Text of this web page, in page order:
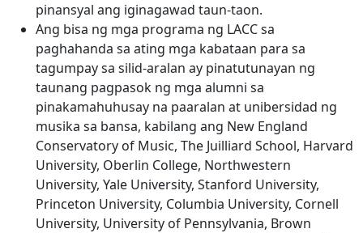
pinansyal ang iginagawad taun-taon.
Ang bisa ng mga programa ng LACC sa
paghahanda sa ating mga kabataan para sa
tagumpay sa silid-aralan ay pinatutunayan ng
taunang pagpasok ng mga alumni sa
pinakamahuhusay na paaralan at unibersidad ng
musika sa bansa, kabilang ang New England
Conservatory of Music, The Juilliard School, Harvard
University, Oberlin College, Northwestern
University, Yale University, Stanford University,
Princeton University, Columbia University, Cornell
University, University of Pennsylvania, Brown